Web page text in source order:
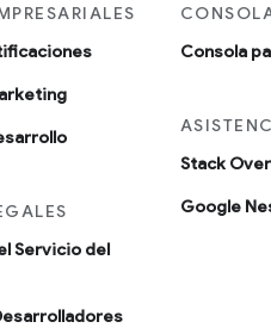
Servicio del
Consola
Stack
Google